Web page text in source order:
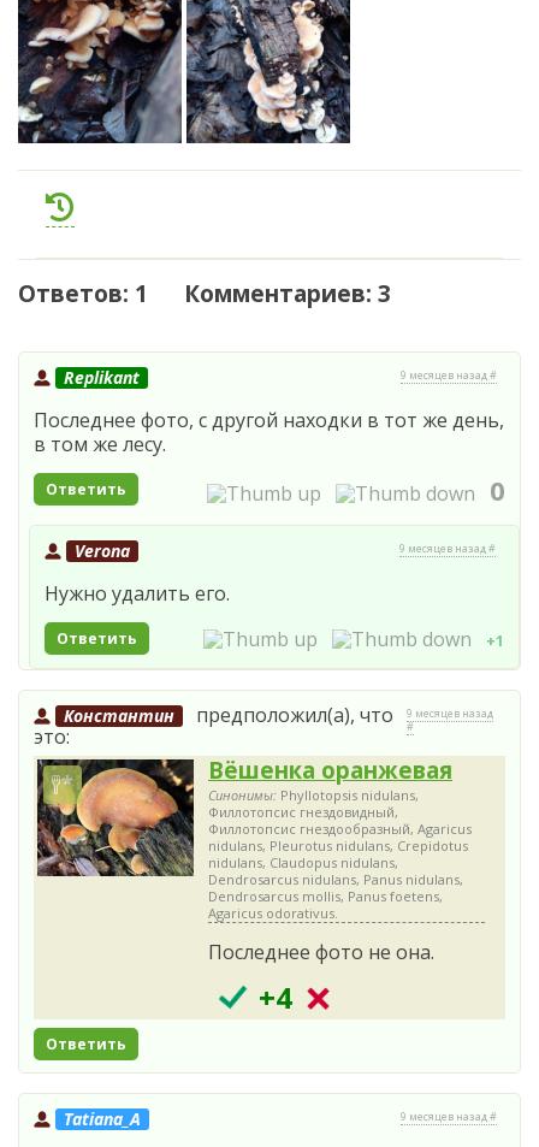
Ответов: 1 Комментариев: 3
Replikant 9 месяцев назад #
Последнее фото, с другой находки в тот же день,
в том же лесу.
Ответить 0
Verona 9 месяцев назад #
Нужно удалить его.
Ответить +1
Константин
предположил(а), что
это:
9 месяцев назад
#
Вёшенка оранжевая
Синонимы: Phyllotopsis nidulans,
Филлотопсис гнездовидный,
Филлотопсис гнездообразный, Agaricus
nidulans, Pleurotus nidulans, Crepidotus
nidulans, Claudopus nidulans,
Dendrosarcus nidulans, Panus nidulans,
Dendrosarcus mollis, Panus foetens,
Agaricus odorativus.
Последнее фото не она.
+4
Ответить
Tatiana_A 9 месяцев назад #